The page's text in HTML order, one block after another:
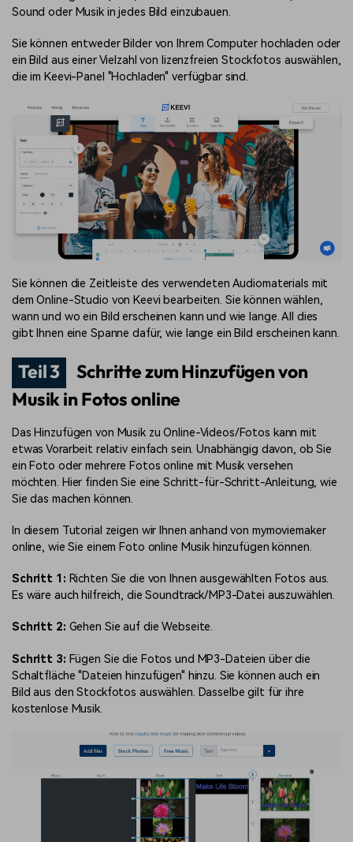
Sound oder Musik in jedes Bild einzubauen.
Sie können entweder Bilder von Ihrem Computer hochladen oder
ein Bild aus einer Vielzahl von lizenzfreien Stockfotos auswählen,
die im Keevi-Panel "Hochladen" verfügbar sind.
Sie können die Zeitleiste des verwendeten Audiomaterials mit
dem Online-Studio von Keevi bearbeiten. Sie können wählen,
wann und wo ein Bild erscheinen kann und wie lange. All dies
gibt Ihnen eine Spanne dafür, wie lange ein Bild erscheinen kann.
Teil 3
Schritte zum Hinzufügen von
Musik in Fotos online
Das Hinzufügen von Musik zu Online-Videos/Fotos kann mit
etwas Vorarbeit relativ einfach sein. Unabhängig davon, ob Sie
ein Foto oder mehrere Fotos online mit Musik versehen
möchten. Hier finden Sie eine Schritt-für-Schritt-Anleitung, wie
Sie das machen können.
In diesem Tutorial zeigen wir Ihnen anhand von mymoviemaker
online, wie Sie einem Foto online Musik hinzufügen können.
Schritt 1: Richten Sie die von Ihnen ausgewählten Fotos aus.
Es wäre auch hilfreich, die Soundtrack/MP3-Datei auszuwählen.
Schritt 2: Gehen Sie auf die Webseite.
Schritt 3: Fügen Sie die Fotos und MP3-Dateien über die
Schaltfläche "Dateien hinzufügen" hinzu. Sie können auch ein
Bild aus den Stockfotos auswählen. Dasselbe gilt für ihre
kostenlose Musik.